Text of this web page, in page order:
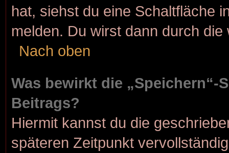
hat, siehst du eine Schaltfläche
melden. Du wirst dann durch
Nach oben
Was bewirkt die „Speichern“-
Beitrags?
Hiermit kannst du die
späteren Zeitpunkt